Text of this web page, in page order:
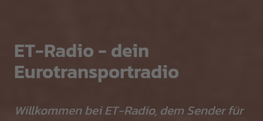
ET-Radio - dein
Eurotransportradio
Willkommen bei ET-Radio, dem Sender für